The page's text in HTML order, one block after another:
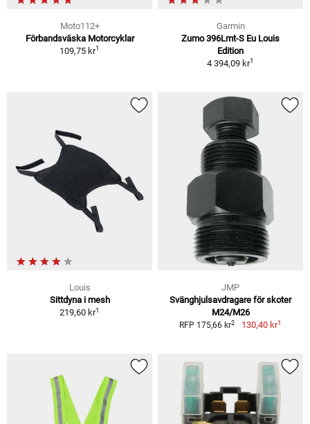
Moto112+
Förbandsväska Motorcyklar
109,75 kr1
Garmin
Zumo 396Lmt-S Eu Louis
Edition
4 394,09 kr1
Louis
Sittdyna i mesh
219,60 kr1
JMP
Svänghjulsavdragare för skoter
M24/M26
RFP 175,66 kr2 130,40 kr1